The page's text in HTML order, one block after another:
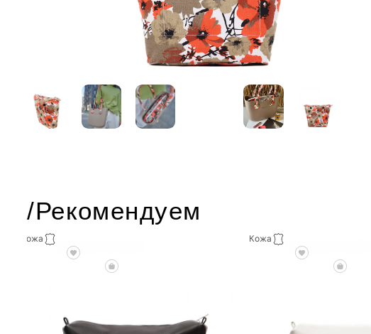
/Рекомендуем
Кожа Кожа